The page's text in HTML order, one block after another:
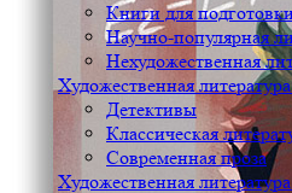
Книги для
Научно-популярная
Нехудожественная
Художественная
Детективы
Классическая
Современная проза
Художественная